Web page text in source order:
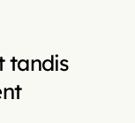
tandis